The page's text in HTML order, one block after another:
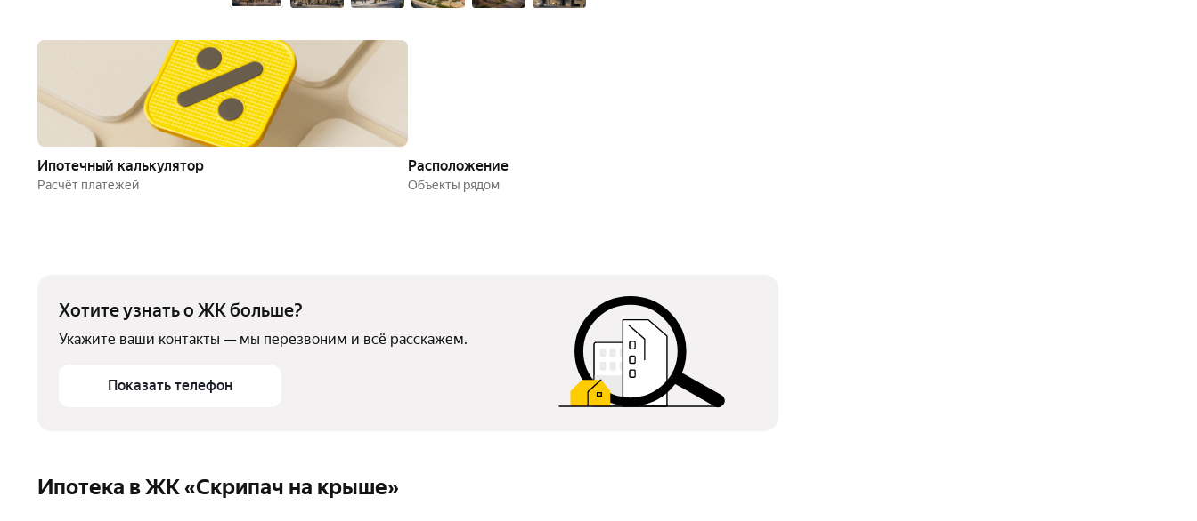
Ипотечный калькулятор
Расчёт платежей
Расположение
Объекты рядом
Хотите узнать о ЖК больше?
Укажите ваши контакты — мы перезвоним и всё расскажем.
Показать телефон
Ипотека в ЖК «Скрипач на крыше»